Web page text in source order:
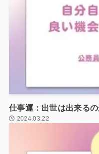
仕事運：出世は出来る
2024.03.22